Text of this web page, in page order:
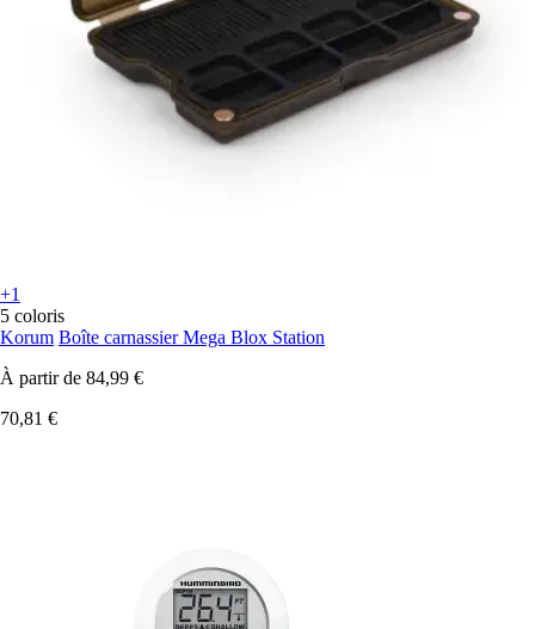
+1
5 coloris
Korum Boîte carnassier Mega Blox Station
À partir de 84,99 €
70,81 €